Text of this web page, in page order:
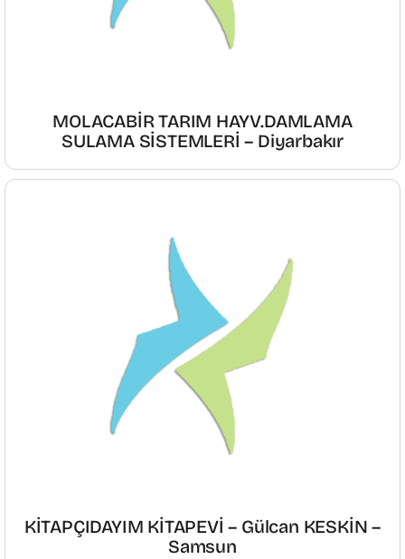
MOLACABİR TARIM HAYV.DAMLAMA
SULAMA SİSTEMLERİ – Diyarbakır
KİTAPÇIDAYIM KİTAPEVİ – Gülcan KESKİN –
Samsun